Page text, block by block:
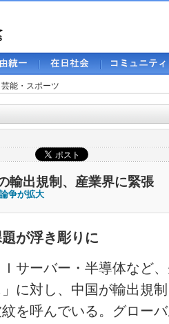
芸能・スポーツ
輸出規制、産業界に緊張
争が拡大
が浮き彫りに
サーバー・半導体など
に対し、中国が輸出規
を呼んでいる。グロー